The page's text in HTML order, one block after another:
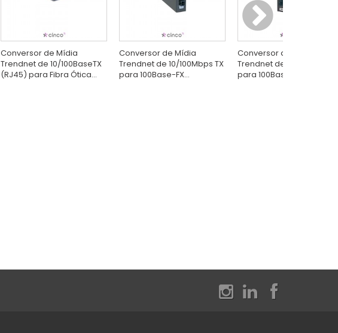
Conversor de Mídia
Trendnet de 10/100BaseTX
(RJ45) para Fibra Ótica...
Conversor de Mídia
Trendnet de 10/100Mbps TX
para 100Base-FX...
Conversor de Mídia
Trendnet de 10/100BaseTX
para 100BaseFX...